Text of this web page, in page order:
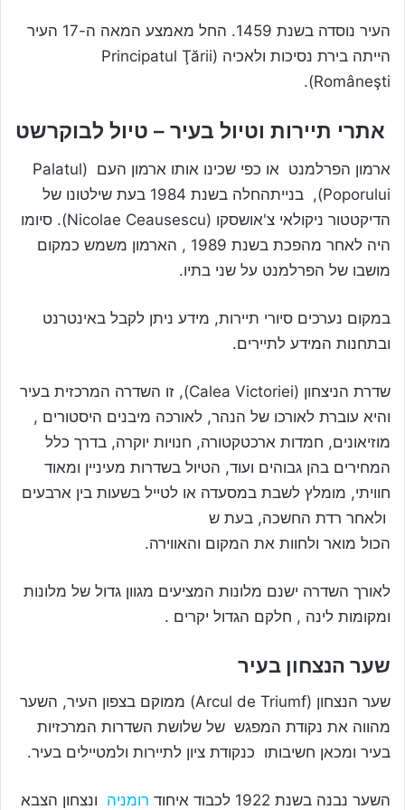
העיר נוסדה בשנת 1459. החל מאמצע המאה ה-17 העיר
הייתה בירת נסיכות ולאכיה (Principatul Ţării
Româneşti).
אתרי תיירות וטיול בעיר – טיול לבוקרשט
ארמון הפרלמנט או כפי שכינו אותו ארמון העם (Palatul
Poporului), בנייתהחלה בשנת 1984 בעת שילטונו של
הדיקטטור ניקולאי צ'אושסקו (Nicolae Ceausescu). סיומו
היה לאחר מהפכת בשנת 1989 , הארמון משמש כמקום
מושבו של הפרלמנט על שני בתיו.
במקום נערכים סיורי תיירות, מידע ניתן לקבל באינטרנט
ובתחנות המידע לתיירים.
שדרת הניצחון (Calea Victoriei), זו השדרה המרכזית בעיר
והיא עוברת לאורכו של הנהר, לאורכה מיבנים היסטורים ,
מוזיאונים, חמדות ארכטקטורה, חנויות יוקרה, בדרך כלל
המחירים בהן גבוהים ועוד, הטיול בשדרות מעיניין ומאוד
חוויתי, מומלץ לשבת במסעדה או לטייל בשעות בין ארבעים
ולאחר רדת החשכה, בעת ש
הכול מואר ולחוות את המקום והאווירה.
לאורך השדרה ישנם מלונות המציעים מגוון גדול של מלונות
ומקומות לינה , חלקם הגדול יקרים .
שער הנצחון בעיר
שער הנצחון (Arcul de Triumf) ממוקם בצפון העיר, השער
מהווה את נקודת המפגש של שלושת השדרות המרכזיות
בעיר ומכאן חשיבותו כנקודת ציון לתיירות ולמטיילים בעיר.
השער נבנה בשנת 1922 לכבוד איחוד רומניה ונצחון הצבא